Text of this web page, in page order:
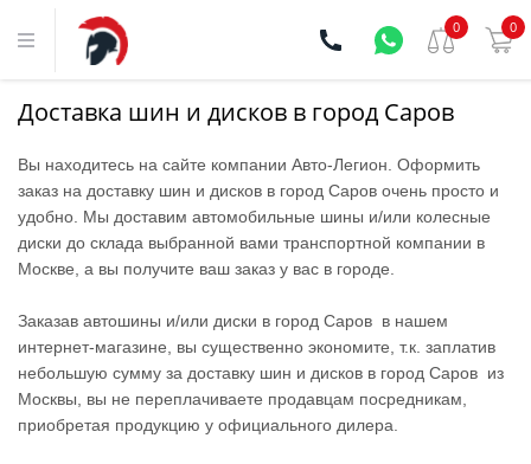
0 0
Доставка шин и дисков в город Саров
Вы находитесь на сайте компании Aвто-Легион. Оформить
заказ на доставку шин и дисков в город Саров очень просто и
удобно. Мы доставим автомобильные шины и/или колесные
диски до склада выбранной вами транспортной компании в
Москве, а вы получите ваш заказ у вас в городе.
Заказав автошины и/или диски в город Саров в нашем
интернет-магазине, вы существенно экономите, т.к. заплатив
небольшую сумму за доставку шин и дисков в город Саров из
Москвы, вы не переплачиваете продавцам посредникам,
приобретая продукцию у официального дилера.